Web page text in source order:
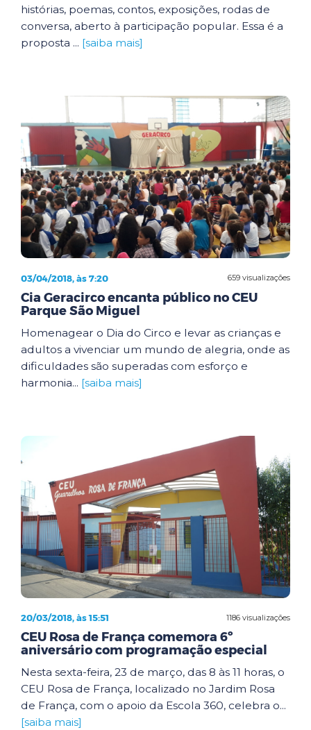
histórias, poemas, contos, exposições, rodas de
conversa, aberto à participação popular. Essa é a
proposta ... [saiba mais]
659 visualizações
03/04/2018, às 7:20
Cia Geracirco encanta público no CEU
Parque São Miguel
Homenagear o Dia do Circo e levar as crianças e
adultos a vivenciar um mundo de alegria, onde as
dificuldades são superadas com esforço e
harmonia... [saiba mais]
1186 visualizações
20/03/2018, às 15:51
CEU Rosa de França comemora 6º
aniversário com programação especial
Nesta sexta-feira, 23 de março, das 8 às 11 horas, o
CEU Rosa de França, localizado no Jardim Rosa
de França, com o apoio da Escola 360, celebra o...
[saiba mais]